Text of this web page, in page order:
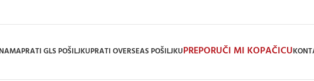
PRATI GLS POŠILJKUPRATI OVERSEAS POŠILJKUPREPORUČI MI KOPAČICU